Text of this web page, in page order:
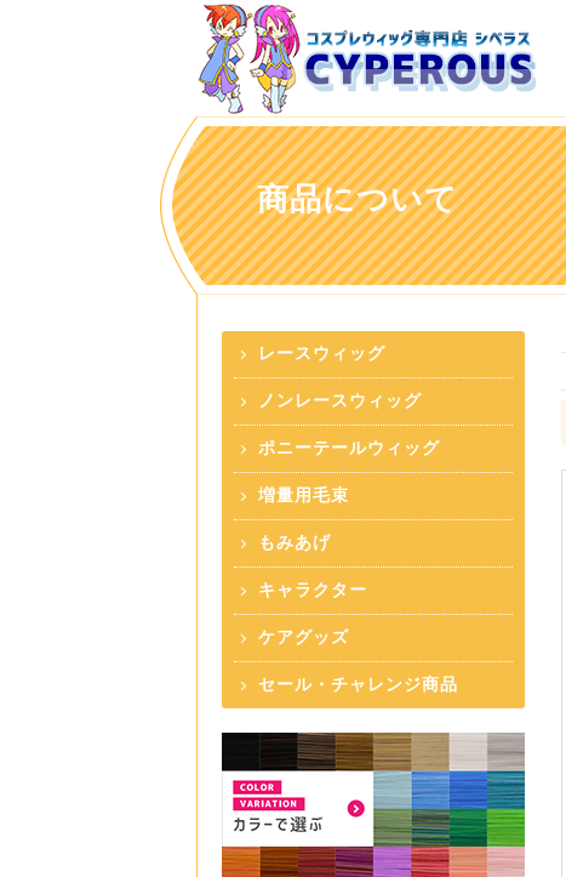
商品について
レースウィッグ
ノンレースウィッグ
ポニーテールウィッグ
増量用毛束
もみあげ
キャラクター
ケアグッズ
セール・チャレンジ商品